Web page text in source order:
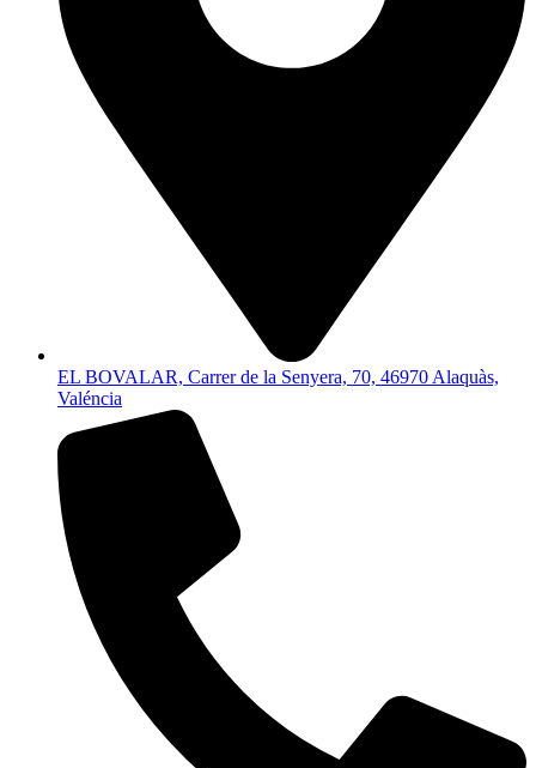
EL BOVALAR, Carrer de la Senyera, 70, 46970 Alaquàs,
Valéncia